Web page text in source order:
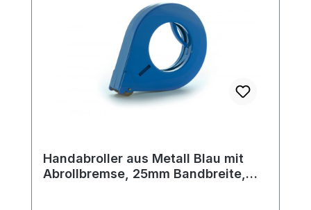
Handabroller aus Metall Blau mit
Abrollbremse, 25mm Bandbreite,